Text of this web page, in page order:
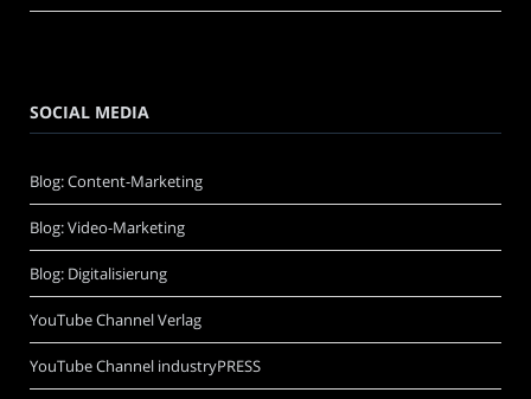
SOCIAL MEDIA
Blog: Content-Marketing
Blog: Video-Marketing
Blog: Digitalisierung
YouTube Channel Verlag
YouTube Channel industryPRESS